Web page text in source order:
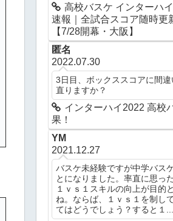
高校バスケ インターハ
速報｜全試合スコア随時更
【7/28開幕・大阪】
匿名
2022.07.30
3日目、ボックススコアに間違
直りますか？
インターハイ2022 高校
果！
YM
2021.12.27
バスケ未経験ですが中学バス
とになりました。率直に思っ
１ｖｓ１スキルの向上が目的
ね。ならば、１ｖｓ１を制し
てはどうでしょう？すると１...